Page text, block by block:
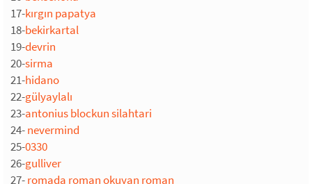
17-kırgın papatya
18-bekirkartal
19-devrin
20-sirma
21-hidano
22-gülyaylalı
23-antonius blockun silahtari
24-nevermind
25-0330
26-gulliver
27-romada roman okuyan roman